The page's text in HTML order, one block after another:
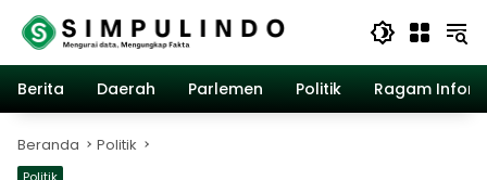
Langsung
konten
Berita
Daerah Parlemen Politik Ragam
Beranda Politik